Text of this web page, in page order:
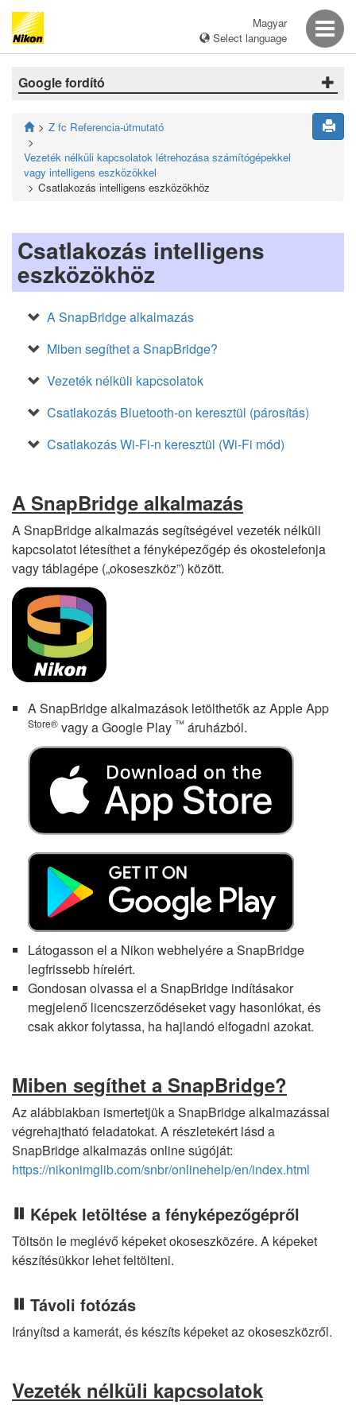
Magyar
Select language
Google fordító
Z fc Referencia-útmutató
Vezeték nélküli kapcsolatok létrehozása számítógépekkel
vagy intelligens eszközökkel
Csatlakozás intelligens eszközökhöz
Csatlakozás intelligens
eszközökhöz
A SnapBridge alkalmazás
Miben segíthet a SnapBridge?
Vezeték nélküli kapcsolatok
Csatlakozás Bluetooth-on keresztül (párosítás)
Csatlakozás Wi-Fi-n keresztül (Wi-Fi mód)
A SnapBridge alkalmazás
A SnapBridge alkalmazás segítségével vezeték nélküli
kapcsolatot létesíthet a fényképezőgép és okostelefonja
vagy táblagépe („okoseszköz”) között.
A SnapBridge alkalmazások letölthetők az Apple App
Store® vagy a Google Play ™ áruházból.
Látogasson el a Nikon webhelyére a SnapBridge
legfrissebb híreiért.
Gondosan olvassa el a SnapBridge indításakor
megjelenő licencszerződéseket vagy hasonlókat, és
csak akkor folytassa, ha hajlandó elfogadni azokat.
Miben segíthet a SnapBridge?
Az alábbiakban ismertetjük a SnapBridge alkalmazással
végrehajtható feladatokat. A részletekért lásd a
SnapBridge alkalmazás online súgóját:
https://nikonimglib.com/snbr/onlinehelp/en/index.html
Képek letöltése a fényképezőgépről
Töltsön le meglévő képeket okoseszközére. A képeket
készítésükkor lehet feltölteni.
Távoli fotózás
Irányítsd a kamerát, és készíts képeket az okoseszközről.
Vezeték nélküli kapcsolatok